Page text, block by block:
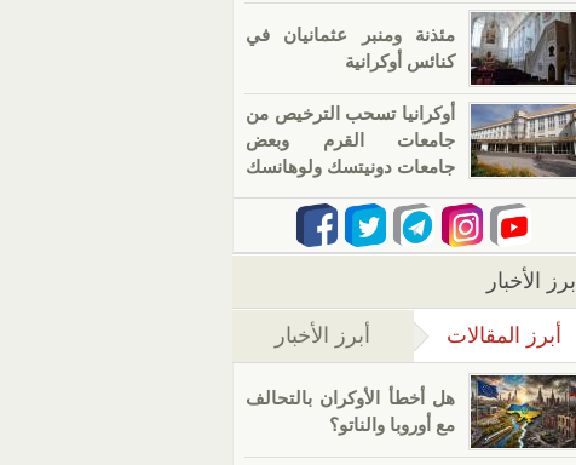
مئذنة ومنبر عثمانيان في
كنائس أوكرانية
أوكرانيا تسحب الترخيص من
جامعات القرم وبعض
جامعات دونيتسك ولوهانسك
أبرز الأخبار
أبرز المقالات (علامة التبويب النشطة)
أبرز الأخبار
هل أخطأ الأوكران بالتحالف
مع أوروبا والناتو؟